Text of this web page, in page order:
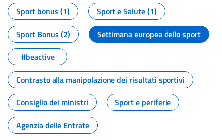
Sport bonus (1)
Sport e Salute (1)
Sport Bonus (2)
Settimana europea dello sport
#beactive
Contrasto alla manipolazione dei risultati sportivi
Consiglio dei ministri
Sport e periferie
Agenzia delle Entrate